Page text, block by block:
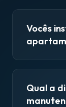
Vocês
Qual a